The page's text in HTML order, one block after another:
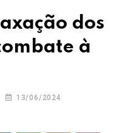
dos
à
13/06/2024